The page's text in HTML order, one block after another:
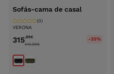
Sofás-cama de casal
VERONA
(0)
315,99€
515.99€
-35%